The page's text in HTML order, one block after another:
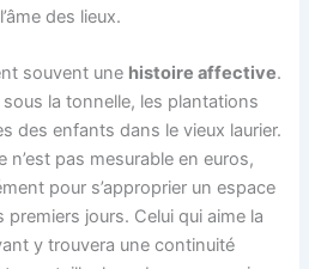
des lieux.
souvent une histoire affective.
sous la tonnelle, les plantations
des enfants dans le vieux laurier.
pas mesurable en euros,
pour s’approprier un espace
premiers jours. Celui qui aime la
y trouvera une continuité